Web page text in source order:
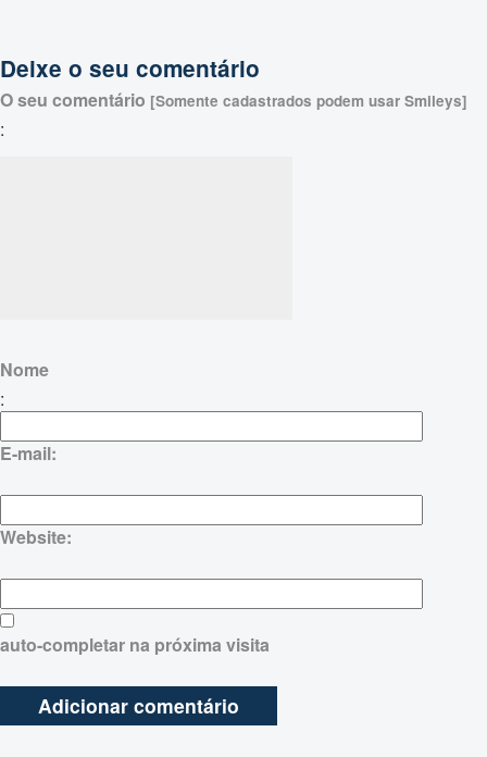
Deixe o seu comentário
O seu comentário [Somente cadastrados podem usar Smileys]
:
Nome
:
E-mail:
Website:
auto-completar na próxima visita